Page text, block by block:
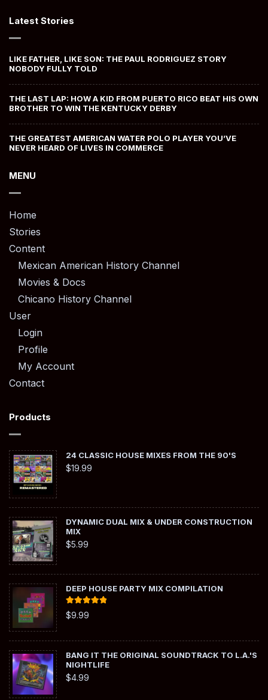
Latest Stories
LIKE FATHER, LIKE SON: THE PAUL RODRIGUEZ STORY
NOBODY FULLY TOLD
THE LAST LAP: HOW A KID FROM PUERTO RICO BEAT HIS OWN
BROTHER TO WIN THE KENTUCKY DERBY
THE GREATEST AMERICAN WATER POLO PLAYER YOU’VE
NEVER HEARD OF LIVES IN COMMERCE
MENU
Home
Stories
Content
Mexican American History Channel
Movies & Docs
Chicano History Channel
User
Login
Profile
My Account
Contact
Products
24 CLASSIC HOUSE MIXES FROM THE 90'S
$19.99
DYNAMIC DUAL MIX & UNDER CONSTRUCTION
MIX
$5.99
DEEP HOUSE PARTY MIX COMPILATION
Rated
out of 5
$9.99
BANG IT THE ORIGINAL SOUNDTRACK TO L.A.'S
NIGHTLIFE
$4.99